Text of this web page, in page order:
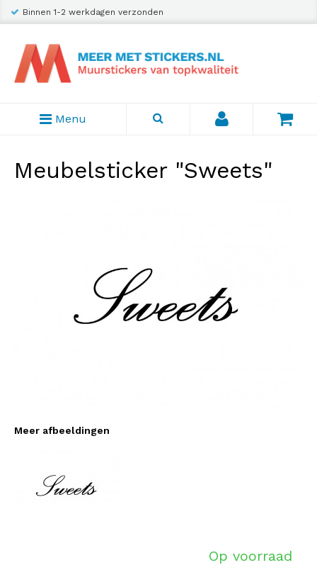
Binnen 1-2 werkdagen verzonden
Menu
Meubelsticker "Sweets"
Meer afbeeldingen
Op voorraad